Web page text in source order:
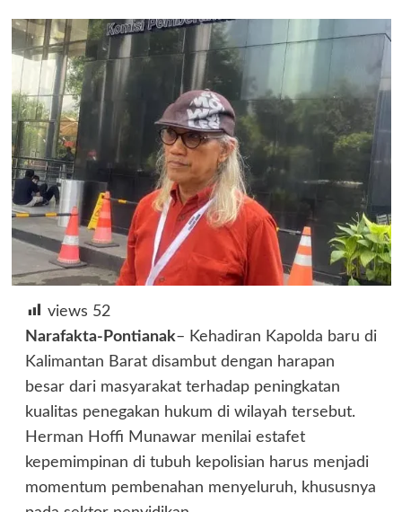
views 52
Narafakta-Pontianak– Kehadiran Kapolda baru di
Kalimantan Barat disambut dengan harapan
besar dari masyarakat terhadap peningkatan
kualitas penegakan hukum di wilayah tersebut.
Herman Hoffi Munawar menilai estafet
kepemimpinan di tubuh kepolisian harus menjadi
momentum pembenahan menyeluruh, khususnya